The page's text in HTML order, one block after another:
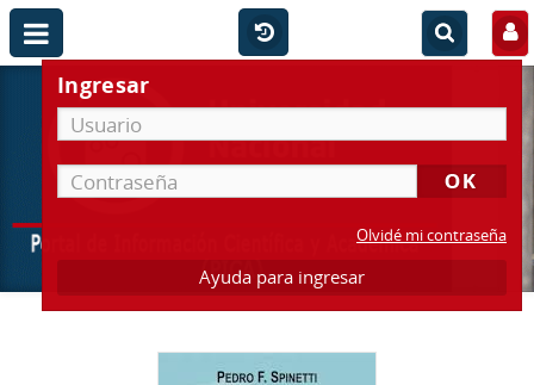
Ingresar
Olvidé mi contraseña
Ayuda para ingresar